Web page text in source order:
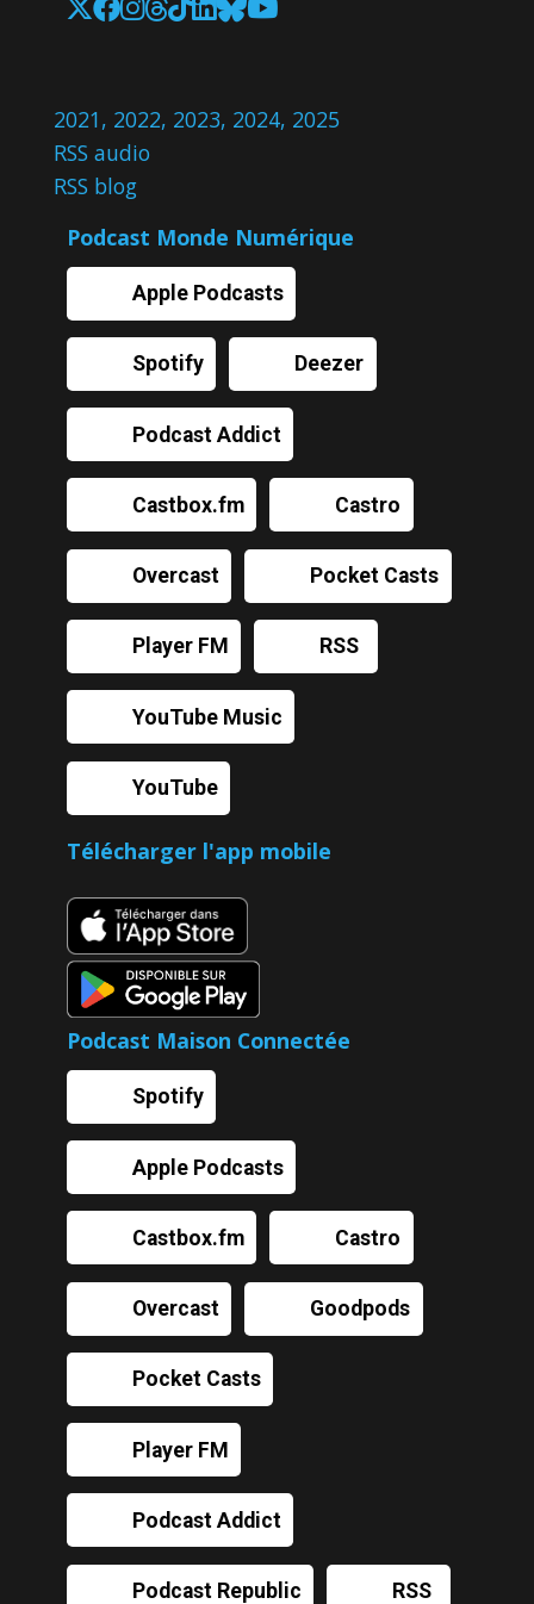
2021, 2022, 2023, 2024, 2025
RSS audio
RSS blog
Podcast Monde Numérique
Apple Podcasts
Spotify Deezer
Podcast Addict
Castbox.fm Castro
Overcast Pocket Casts
Player FM RSS
YouTube Music
YouTube
Télécharger l'app mobile
Podcast Maison Connectée
Spotify
Apple Podcasts
Castbox.fm Castro
Overcast Goodpods
Pocket Casts
Player FM
Podcast Addict
Podcast Republic RSS